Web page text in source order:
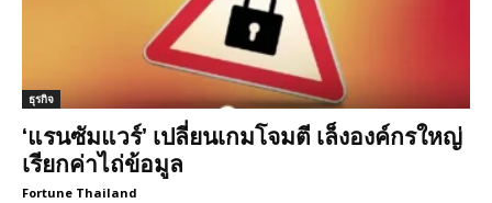
ธุรกิจ
‘แรนซัมแวร์’ เปลี่ยนเกมโจมตี เล็งองค์กรใหญ่
เรียกค่าไถ่ข้อมูล
Fortune Thailand